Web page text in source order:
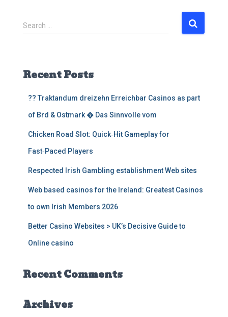
S
e
h
Search …
Recent Posts
?? Traktandum dreizehn Erreichbar Casinos as part
of Brd & Ostmark � Das Sinnvolle vom
Chicken Road Slot: Quick‑Hit Gameplay for
Fast‑Paced Players
Respected Irish Gambling establishment Web sites
Web based casinos for the Ireland: Greatest Casinos
to own Irish Members 2026
Better Casino Websites > UK’s Decisive Guide to
Online casino
Recent Comments
Archives